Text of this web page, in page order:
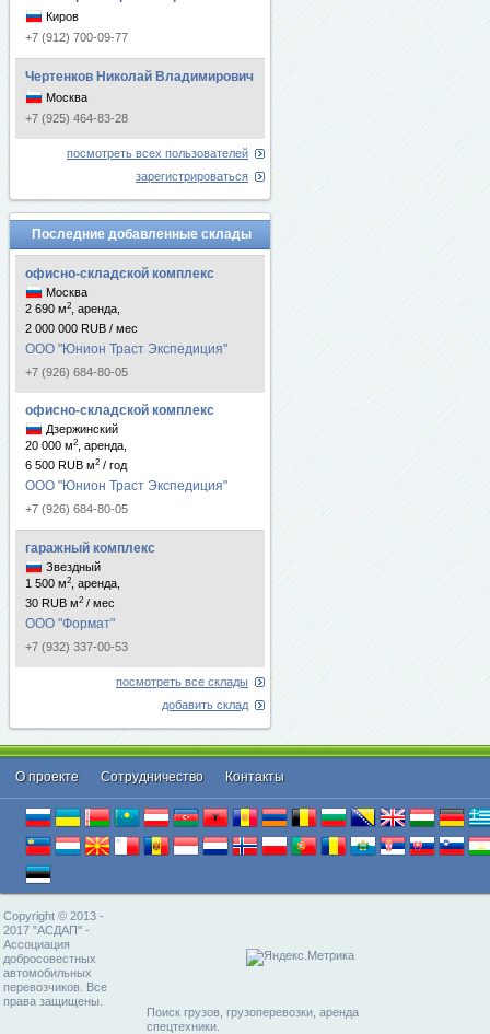
Киров
+7 (912) 700-09-77
Чертенков Николай Владимирович
Москва
+7 (925) 464-83-28
посмотреть всех пользователей
зарегистрироваться
Последние добавленные склады
офисно-складской комплекс
Москва
2 690 м2
, аренда,
2 000 000 RUB / мес
ООО "Юнион Траст Экспедиция"
+7 (926) 684-80-05
офисно-складской комплекс
Дзержинский
20 000 м2
, аренда,
6 500 RUB м2 / год
ООО "Юнион Траст Экспедиция"
+7 (926) 684-80-05
гаражный комплекс
Звездный
1 500 м2
, аренда,
30 RUB м2 / мес
ООО "Формат"
+7 (932) 337-00-53
посмотреть все склады
добавить склад
О проекте Cотрудничество Контакты
Copyright © 2013 -
2017 "АСДАП" -
Ассоциация
добросовестных
автомобильных
перевозчиков. Все
права защищены.
Поиск грузов, грузоперевозки, аренда
спецтехники.